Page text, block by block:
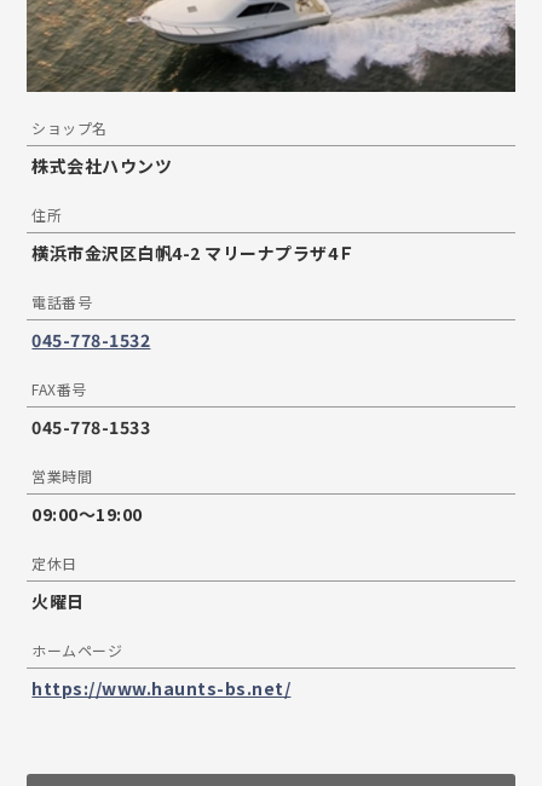
ショップ名
株式会社ハウンツ
住所
横浜市金沢区白帆4-2 マリーナプラザ4Ｆ
電話番号
045-778-1532
FAX番号
045-778-1533
営業時間
09:00〜19:00
定休日
火曜日
ホームページ
https://www.haunts-bs.net/